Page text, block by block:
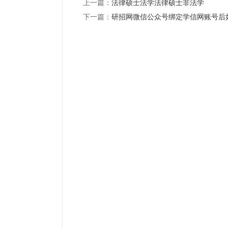
上一篇： 法律硕士法学法律硕士非法学
下一篇： 研招网微信公众号绑定学信网账号后